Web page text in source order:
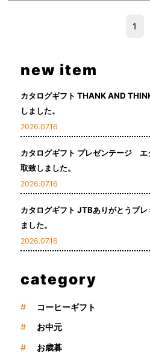
1
new item
カタログギフト THANK AND
しました。
2026.07.16
カタログギフト プレゼンテージ
取致しました。
2026.07.16
カタログギフト JTBありがとうプ
ました。
2026.07.16
category
#
コーヒーギフト
#
お中元
#
お歳暮